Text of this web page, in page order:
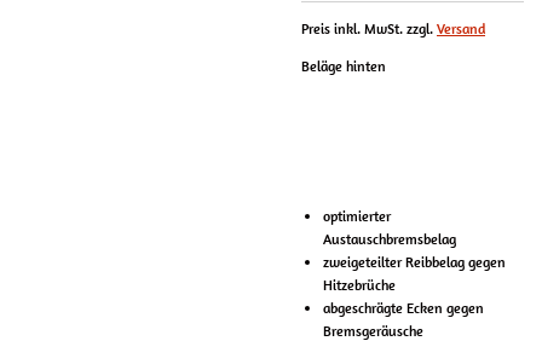
Preis inkl. MwSt. zzgl. Versand
Beläge hinten
optimierter
Austauschbremsbelag
zweigeteilter Reibbelag gegen
Hitzebrüche
abgeschrägte Ecken gegen
Bremsgeräusche